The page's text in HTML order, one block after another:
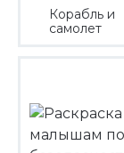
Корабль и
самолет